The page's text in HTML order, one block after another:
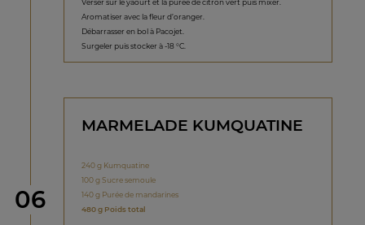
Aromatiser avec la fleur d’oranger.
Débarrasser en bol à Pacojet.
Surgeler puis stocker à -18 °C.
étape
06
MARMELADE KUMQUATINE
240 g Kumquatine
100 g Sucre semoule
140 g Purée de mandarines
480 g Poids total